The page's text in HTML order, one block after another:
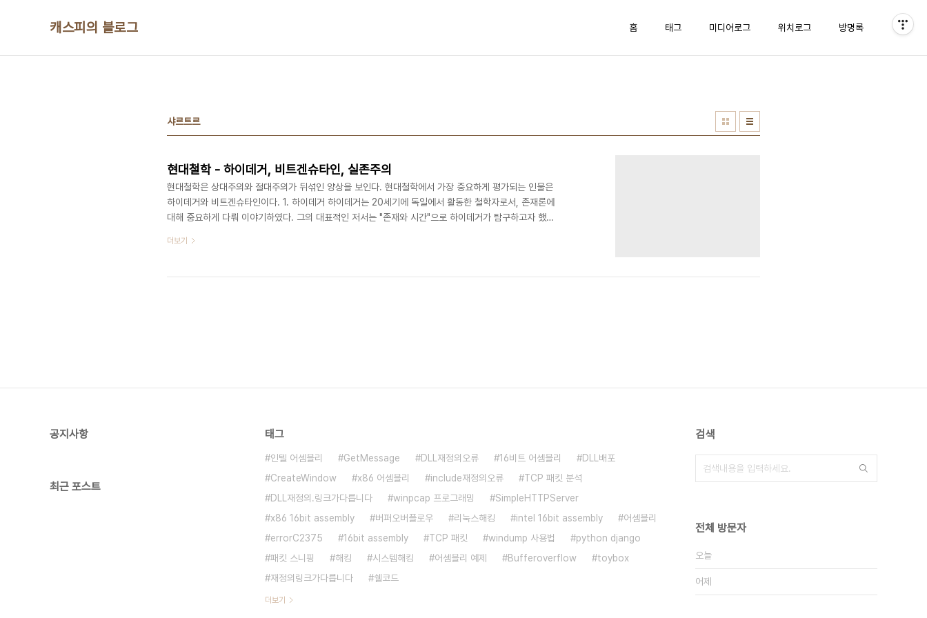
캐스피의 블로그 홈 태그 미디어로그 위치로그 방명록
샤르트르
현대철학 - 하이데거, 비트겐슈타인, 실존주의
현대철학은 상대주의와 절대주의가 뒤섞인 양상을 보인다. 현대철학에서 가장 중요하게 평가되는 인물은
하이데거와 비트겐슈타인이다. 1. 하이데거 하이데거는 20세기에 독일에서 활동한 철학자로서, 존재론에
대해 중요하게 다뤄 이야기하였다. 그의 대표적인 저서는 "존재와 시간"으로 하이데거가 탐구하고자 했던
다고 할떄, 그 '있음'은 무엇을 의미하는 것인가? 그는 '존재'와 '존재자' 로써 둘을 구분하였고, 고대 철학이
'존재는 존재자를 존재자이게 하는것'이고 '존재자는 우리가 말하는 모든것'이다. "사과가..
더보기
공지사항
최근 포스트
태그
인텔 어셈블리 GetMessage DLL재정의오류 16비트 어셈블리
DLL배포
CreateWindow
x86 어셈블리 include재정의오류
TCP 패킷 분석
DLL재정의.링크가다릅니다
winpcap 프로그래밍
SimpleHTTPServer
x86 16bit assembly
버퍼오버플로우 리눅스해킹 intel 16bit assembly
어셈블리
errorC2375
16bit assembly TCP 패킷 windump 사용법
python django
패킷 스니핑
해킹 시스템해킹 어셈블리 예제 Bufferoverflow
toybox
재정의링크가다릅니다
쉘코드
더보기
검색
전체 방문자
오늘
어제